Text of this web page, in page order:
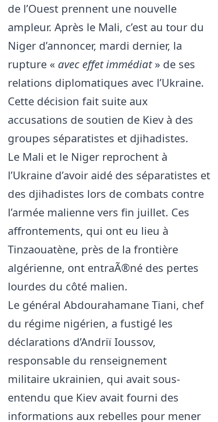
de l’Ouest prennent une nouvelle
ampleur. Après le Mali, c’est au tour du
Niger d’annoncer, mardi dernier, la
rupture « avec effet immédiat» de ses
relations diplomatiques avec l’Ukraine.
Cette décision fait suite aux
accusations de soutien de Kiev à des
groupes séparatistes et djihadistes.
Le Mali et le Niger reprochent à
l’Ukraine d’avoir aidé des séparatistes et
des djihadistes lors de combats contre
l’armée malienne vers fin juillet. Ces
affrontements, qui ont eu lieu à
Tinzaouatène, près de la frontière
algérienne, ont entraÃ®né des pertes
lourdes du côté malien.
Le général Abdourahamane Tiani, chef
du régime nigérien, a fustigé les
déclarations d’Andriï Ioussov,
responsable du renseignement
militaire ukrainien, qui avait sous-
entendu que Kiev avait fourni des
informations aux rebelles pour mener